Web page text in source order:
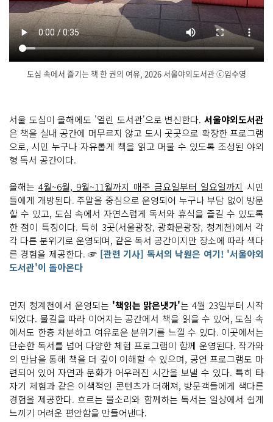
도심 속에서 즐기는 책 한 권의 여유, 2026 서울야외도서관 ⓒ임수영
외
도
서
관
서
울
의 풍
과 자
연
을 느
끼
며 3
곳
(광
화
문
광
장, 서
계
천)
에
서 독
서
를 할 수 있
는 프
로
그
램
이
에
요!
1. 책
서울 도심이 올해에도 '열린 도서관'으로 변신한다. 서울야외도서관
은 책을 실내 공간에 머무르지 않고 도시 곳곳으로 확장한 프로그램
으로, 시민 누구나 자유롭게 책을 읽고 머물 수 있도록 조성된 야외
형 독서 공간이다.
올해는 4월~6월, 9월~11월까지 매주 금요일부터 일요일까지 시민
들에게 개방된다. 주말을 중심으로 운영되어 누구나 부담 없이 방문
할 수 있고, 도심 속에서 자연스럽게 독서와 휴식을 즐길 수 있도록
한 점이 특징이다. 특히 3곳(서울광장, 광화문광장, 청계천)에서 각
각 다른 분위기로 운영되며, 같은 독서 공간이지만 장소에 따라 색다
른 경험을 제공한다. ☞ [관련 기사] 독서의 낙원은 여기! '서울야외
도서관'이 돌아온다
먼저 청계천에서 운영되는 '책읽는 맑은냇가'는 4월 23일부터 시작
되었다. 물길을 따라 이어지는 공간에서 책을 읽을 수 있어, 도심 속
에서도 한층 차분하고 여유로운 분위기를 느낄 수 있다. 이곳에서는
단순한 독서를 넘어 다양한 체험 프로그램이 함께 운영된다. 작가와
의 만남을 통해 책을 더 깊이 이해할 수 있으며, 공연 프로그램도 마
련되어 있어 자연과 문화가 어우러진 시간을 보낼 수 있다. 특히 타
자기 체험과 같은 이색적인 콘텐츠가 더해져, 방문객들에게 색다른
경험을 제공한다. 흐르는 물소리와 함께하는 독서는 일상에서 쉽게
느끼기 어려운 편안함을 만들어낸다.